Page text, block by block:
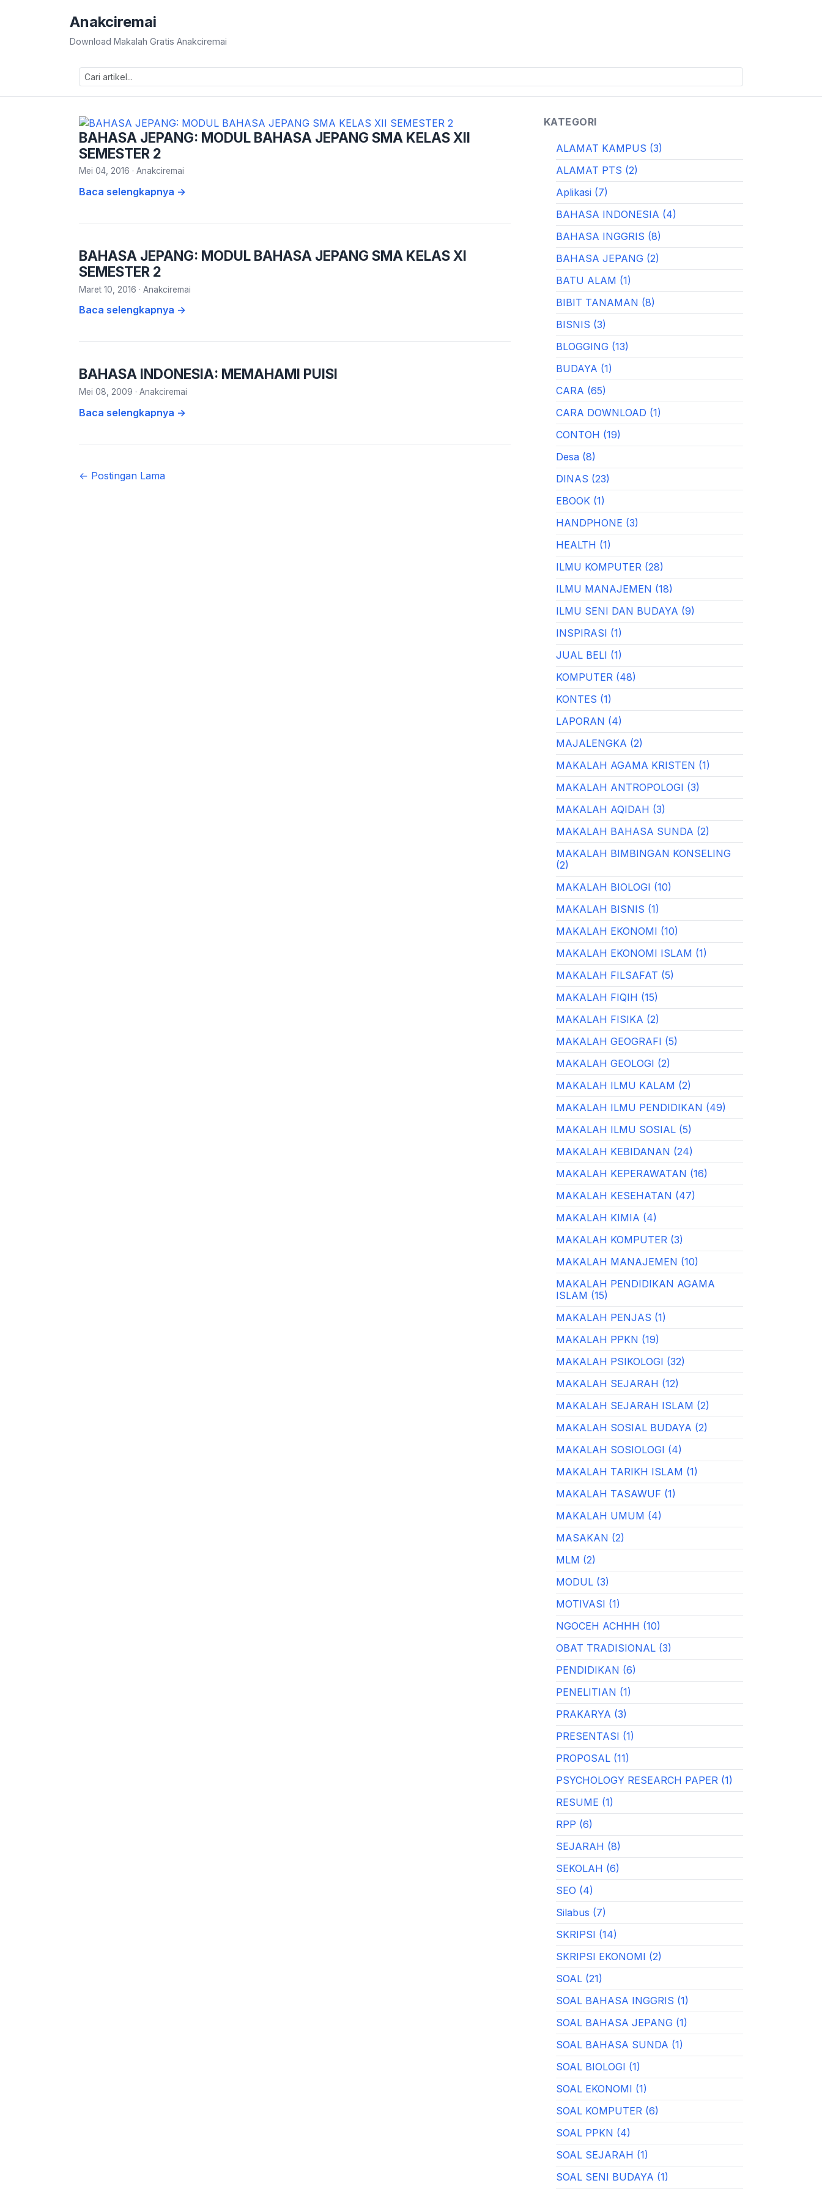
Anakciremai
Download Makalah Gratis Anakciremai
BAHASA JEPANG: MODUL BAHASA JEPANG SMA KELAS XII
SEMESTER 2
Mei 04, 2016 · Anakciremai
Baca selengkapnya →
BAHASA JEPANG: MODUL BAHASA JEPANG SMA KELAS XI
SEMESTER 2
Maret 10, 2016 · Anakciremai
Baca selengkapnya →
BAHASA INDONESIA: MEMAHAMI PUISI
Mei 08, 2009 · Anakciremai
Baca selengkapnya →
← Postingan Lama
KATEGORI
ALAMAT KAMPUS (3)
ALAMAT PTS (2)
Aplikasi (7)
BAHASA INDONESIA (4)
BAHASA INGGRIS (8)
BAHASA JEPANG (2)
BATU ALAM (1)
BIBIT TANAMAN (8)
BISNIS (3)
BLOGGING (13)
BUDAYA (1)
CARA (65)
CARA DOWNLOAD (1)
CONTOH (19)
Desa (8)
DINAS (23)
EBOOK (1)
HANDPHONE (3)
HEALTH (1)
ILMU KOMPUTER (28)
ILMU MANAJEMEN (18)
ILMU SENI DAN BUDAYA (9)
INSPIRASI (1)
JUAL BELI (1)
KOMPUTER (48)
KONTES (1)
LAPORAN (4)
MAJALENGKA (2)
MAKALAH AGAMA KRISTEN (1)
MAKALAH ANTROPOLOGI (3)
MAKALAH AQIDAH (3)
MAKALAH BAHASA SUNDA (2)
MAKALAH BIMBINGAN KONSELING
(2)
MAKALAH BIOLOGI (10)
MAKALAH BISNIS (1)
MAKALAH EKONOMI (10)
MAKALAH EKONOMI ISLAM (1)
MAKALAH FILSAFAT (5)
MAKALAH FIQIH (15)
MAKALAH FISIKA (2)
MAKALAH GEOGRAFI (5)
MAKALAH GEOLOGI (2)
MAKALAH ILMU KALAM (2)
MAKALAH ILMU PENDIDIKAN (49)
MAKALAH ILMU SOSIAL (5)
MAKALAH KEBIDANAN (24)
MAKALAH KEPERAWATAN (16)
MAKALAH KESEHATAN (47)
MAKALAH KIMIA (4)
MAKALAH KOMPUTER (3)
MAKALAH MANAJEMEN (10)
MAKALAH PENDIDIKAN AGAMA
ISLAM (15)
MAKALAH PENJAS (1)
MAKALAH PPKN (19)
MAKALAH PSIKOLOGI (32)
MAKALAH SEJARAH (12)
MAKALAH SEJARAH ISLAM (2)
MAKALAH SOSIAL BUDAYA (2)
MAKALAH SOSIOLOGI (4)
MAKALAH TARIKH ISLAM (1)
MAKALAH TASAWUF (1)
MAKALAH UMUM (4)
MASAKAN (2)
MLM (2)
MODUL (3)
MOTIVASI (1)
NGOCEH ACHHH (10)
OBAT TRADISIONAL (3)
PENDIDIKAN (6)
PENELITIAN (1)
PRAKARYA (3)
PRESENTASI (1)
PROPOSAL (11)
PSYCHOLOGY RESEARCH PAPER (1)
RESUME (1)
RPP (6)
SEJARAH (8)
SEKOLAH (6)
SEO (4)
Silabus (7)
SKRIPSI (14)
SKRIPSI EKONOMI (2)
SOAL (21)
SOAL BAHASA INGGRIS (1)
SOAL BAHASA JEPANG (1)
SOAL BAHASA SUNDA (1)
SOAL BIOLOGI (1)
SOAL EKONOMI (1)
SOAL KOMPUTER (6)
SOAL PPKN (4)
SOAL SEJARAH (1)
SOAL SENI BUDAYA (1)